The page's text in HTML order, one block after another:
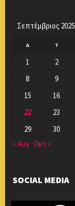
Σεπτέμβριος 2025
Δ Τ
1 2
8
9
15
16
22
23
29
30
« Αυγ Οκτ »
SOCIAL MEDIA